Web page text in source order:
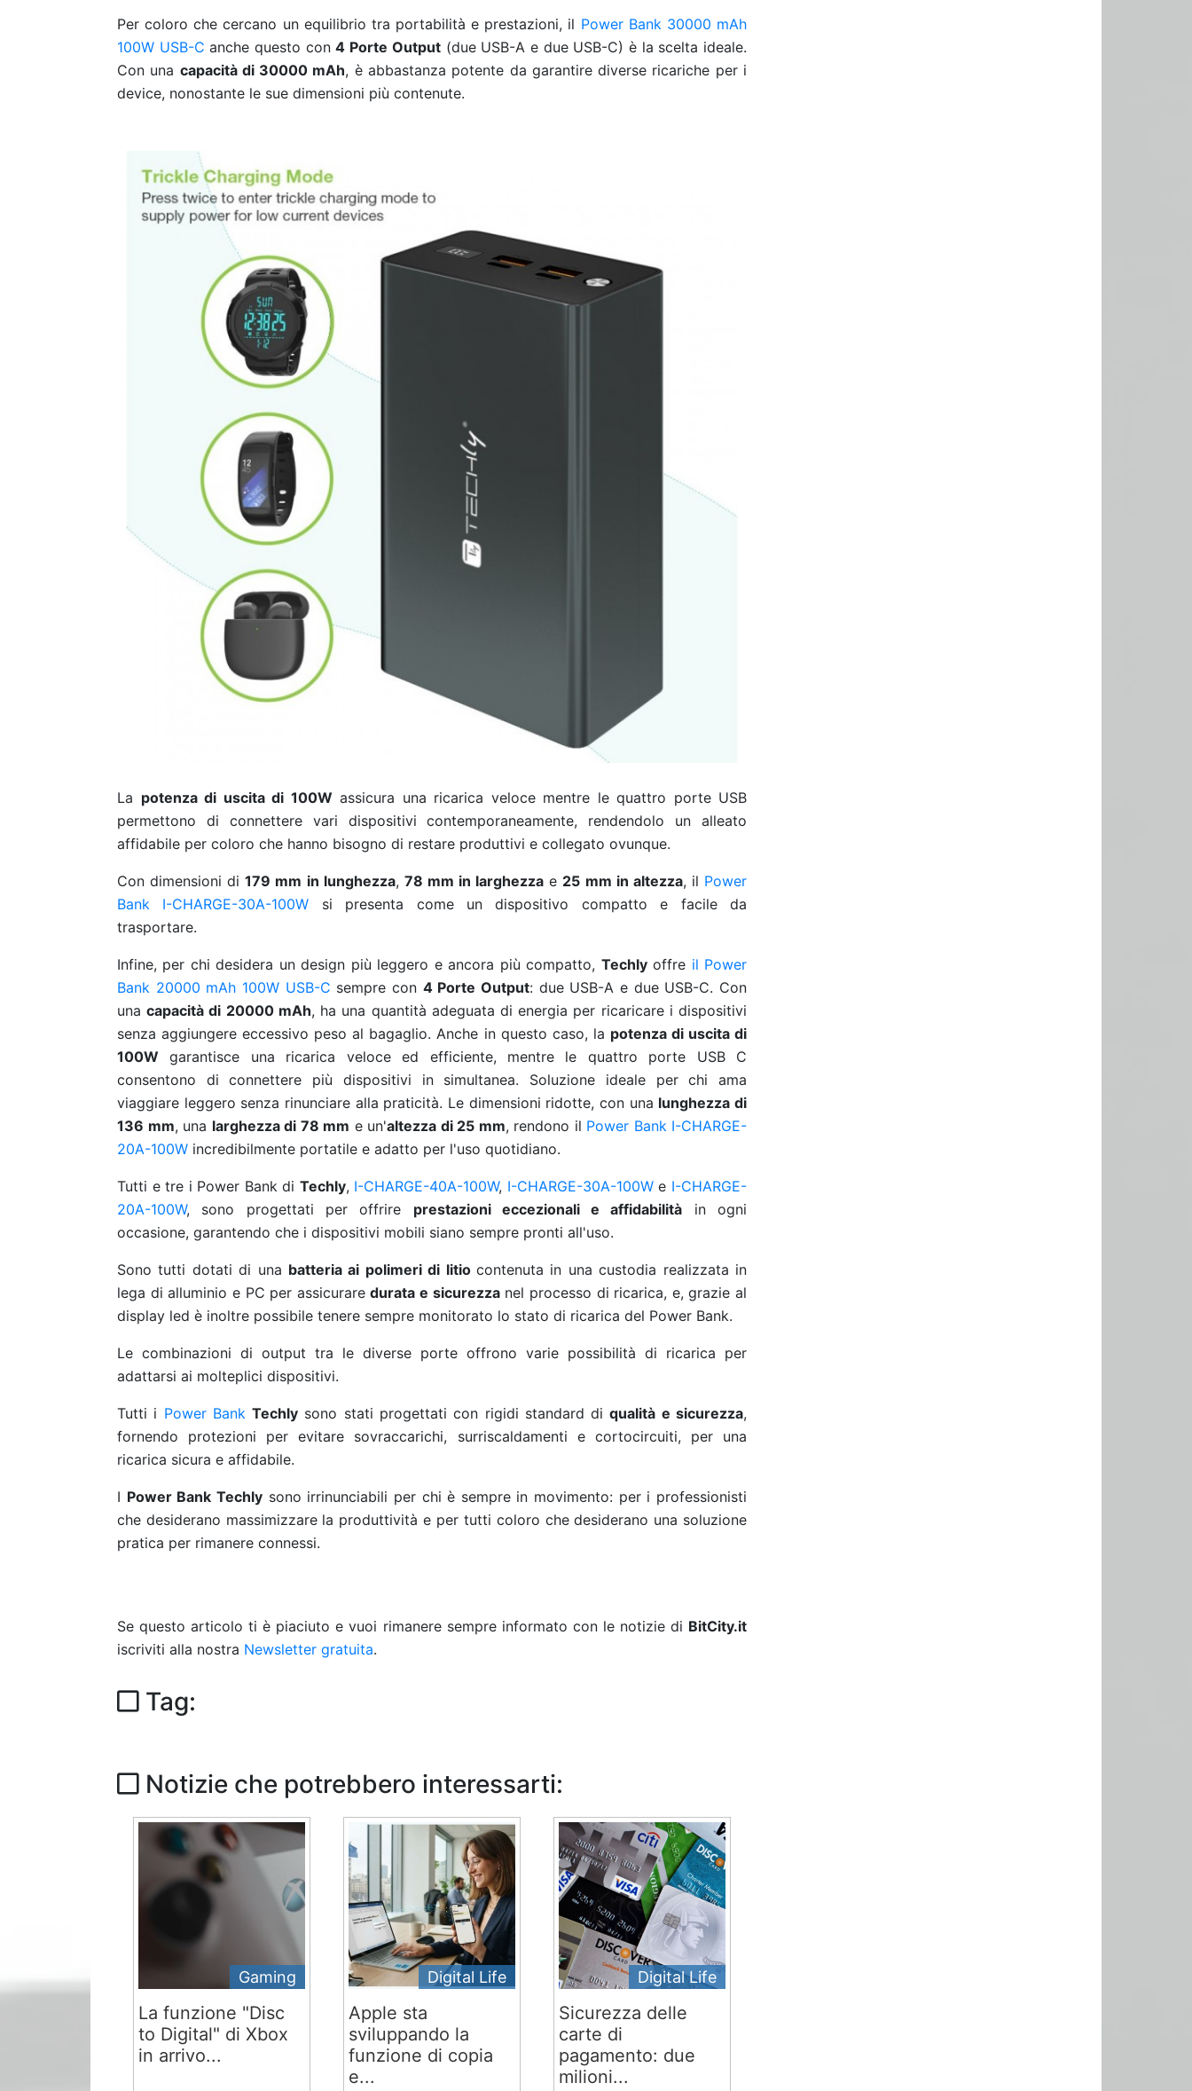
Per coloro che cercano un equilibrio tra portabilità e prestazioni, il Power Bank 30000 mAh
100W USB-C anche questo con4 Porte Output(due USB-A e due USB-C) è la scelta ideale.
Con una capacità di 30000 mAh, è abbastanza potente da garantire diverse ricariche per i
device, nonostante le sue dimensioni più contenute.
La potenza di uscita di 100W assicura una ricarica veloce mentre le quattro porte USB
permettono di connettere vari dispositivi contemporaneamente, rendendolo un alleato
affidabile per coloro che hanno bisogno di restare produttivi e collegato ovunque.
Con dimensioni di179 mm in lunghezza, 78 mm in larghezza e 25 mm in altezza, il Power
Bank I-CHARGE-30A-100W si presenta come un dispositivo compatto e facile da
trasportare.
Infine, per chi desidera un design più leggero e ancora più compatto, Techlyoffre il Power
Bank 20000 mAh 100W USB-C sempre con 4 Porte Output: due USB-A e due USB-C. Con
unacapacità di 20000 mAh, ha una quantità adeguata di energia per ricaricare i dispositivi
senza aggiungere eccessivo peso al bagaglio. Anche in questo caso, la potenza di uscita di
100W garantisce una ricarica veloce ed efficiente, mentre le quattro porte USB C
consentono di connettere più dispositivi in simultanea. Soluzione ideale per chi ama
viaggiare leggero senza rinunciare alla praticità. Le dimensioni ridotte, con una lunghezza di
136 mm, una larghezza di 78 mm e un'altezza di 25 mm, rendono il Power Bank I-CHARGE-
20A-100W incredibilmente portatile e adatto per l'uso quotidiano.
Tutti e tre i Power Bank di Techly, I-CHARGE-40A-100W, I-CHARGE-30A-100We I-CHARGE-
20A-100W, sono progettati per offrire prestazioni eccezionali e affidabilità in ogni
occasione, garantendo che i dispositivi mobili siano sempre pronti all'uso.
Sono tutti dotati di una batteria ai polimeri di litio contenuta in una custodia realizzata in
lega di alluminio e PC per assicuraredurata e sicurezzanel processo di ricarica, e, grazie al
display led è inoltre possibile tenere sempre monitorato lo stato di ricarica del Power Bank.
Le combinazioni di output tra le diverse porte offrono varie possibilità di ricarica per
adattarsi ai molteplici dispositivi.
Tutti i Power Bank Techly sono stati progettati con rigidi standard diqualità e sicurezza,
fornendo protezioni per evitare sovraccarichi, surriscaldamenti e cortocircuiti, per una
ricarica sicura e affidabile.
I Power Bank Techlysono irrinunciabili per chi è sempre in movimento: per i professionisti
che desiderano massimizzare la produttività e per tutti coloro che desiderano una soluzione
pratica per rimanere connessi.
Se questo articolo ti è piaciuto e vuoi rimanere sempre informato con le notizie di BitCity.it
iscriviti alla nostra Newsletter gratuita.
Tag:
Notizie che potrebbero interessarti:
Gaming
La funzione "Disc
to Digital" di Xbox
in arrivo...
Digital Life
Apple sta
sviluppando la
funzione di copia
e...
Digital Life
Sicurezza delle
carte di
pagamento: due
milioni...